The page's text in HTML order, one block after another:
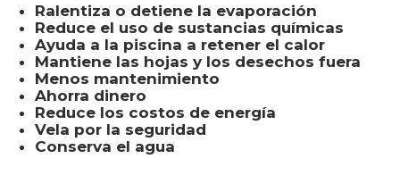
Ralentiza o detiene la evaporación
Reduce el uso de sustancias químicas
Ayuda a la piscina a retener el calor
Mantiene las hojas y los desechos fuera
Menos mantenimiento
Ahorra dinero
Reduce los costos de energía
Vela por la seguridad
Conserva el agua